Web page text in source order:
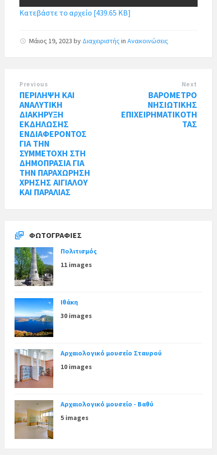
Κατεβάστε το αρχείο [439.65 KB]
Μάιος 19, 2023 by Διαχειριστής in Ανακοινώσεις
Previous
ΠΕΡΙΛΗΨΗ ΚΑΙ
ΑΝΑΛΥΤΙΚΗ
ΔΙΑΚΗΡΥΞΗ
ΕΚΔΗΛΩΣΗΣ
ΕΝΔΙΑΦΕΡΟΝΤΟΣ
ΓΙΑ ΤΗΝ
ΣΥΜΜΕΤΟΧΗ ΣΤΗ
ΔΗΜΟΠΡΑΣΙΑ ΓΙΑ
ΤΗΝ ΠΑΡΑΧΩΡΗΣΗ
ΧΡΗΣΗΣ ΑΙΓΙΑΛΟΥ
ΚΑΙ ΠΑΡΑΛΙΑΣ
Next
ΒΑΡΟΜΕΤΡΟ
ΝΗΣΙΩΤΙΚΗΣ
ΕΠΙΧΕΙΡΗΜΑΤΙΚΟΤΗ
ΤΑΣ
ΦΩΤΟΓΡΑΦΊΕΣ
Πολιτισμός
11 images
Ιθάκη
30 images
Αρχαιολογικό μουσείο Σταυρού
10 images
Αρχαιολογικό μουσείο - Βαθύ
5 images